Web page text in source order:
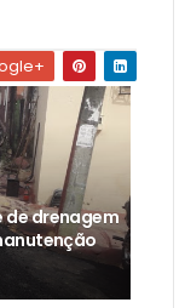
de drenagem